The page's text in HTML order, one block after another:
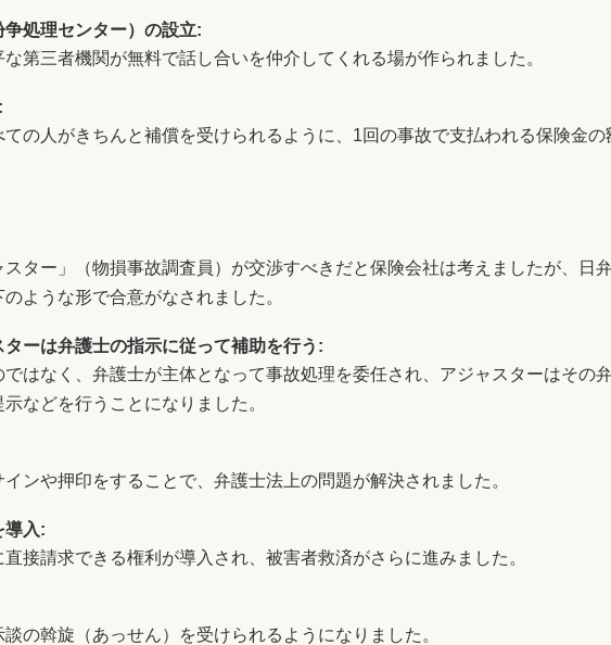
処理センター）の設立:
第三者機関が無料で話し合いを仲介してくれる場が作られました。
の人がきちんと補償を受けられるように、1回の事故で支払われる保険金
ター」（物損事故調査員）が交渉すべきだと保険会社は考えましたが、日
ような形で合意がなされました。
ーは弁護士の指示に従って補助を行う:
はなく、弁護士が主体となって事故処理を委任され、アジャスターはその
などを行うことになりました。
ンや押印をすることで、弁護士法上の問題が解決されました。
導入:
接請求できる権利が導入され、被害者救済がさらに進みました。
の斡旋（あっせん）を受けられるようになりました。